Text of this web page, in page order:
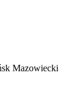
Mazowiecki